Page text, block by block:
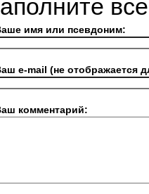
имя или псевдоним:
e-mail (не отображается
комментарий: